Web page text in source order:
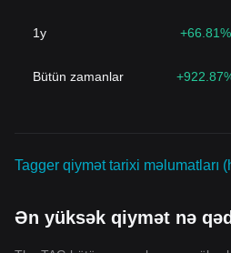
1y +66.81%
Bütün zamanlar
Tagger qiymət tarixi məlumatları
Ən yüksək qiymət nə